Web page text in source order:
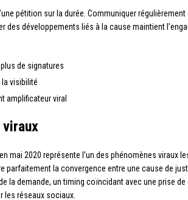
pétition sur la durée. Communiquer
développements liés à la cause maintient
de signatures
la visibilité
amplificateur viral
mai 2020 représente l’un des phénomènes viraux
parfaitement la convergence entre une cause de
la demande, un timing coïncidant avec une prise
réseaux sociaux.